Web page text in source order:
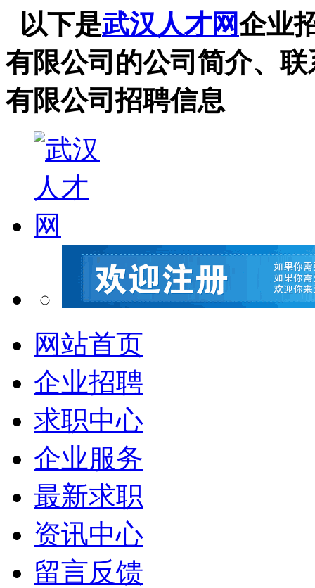
以下是武汉人才网企业
有限公司的公司简介、
有限公司招聘信息
网站首页
企业招聘
求职中心
企业服务
最新求职
资讯中心
留言反馈